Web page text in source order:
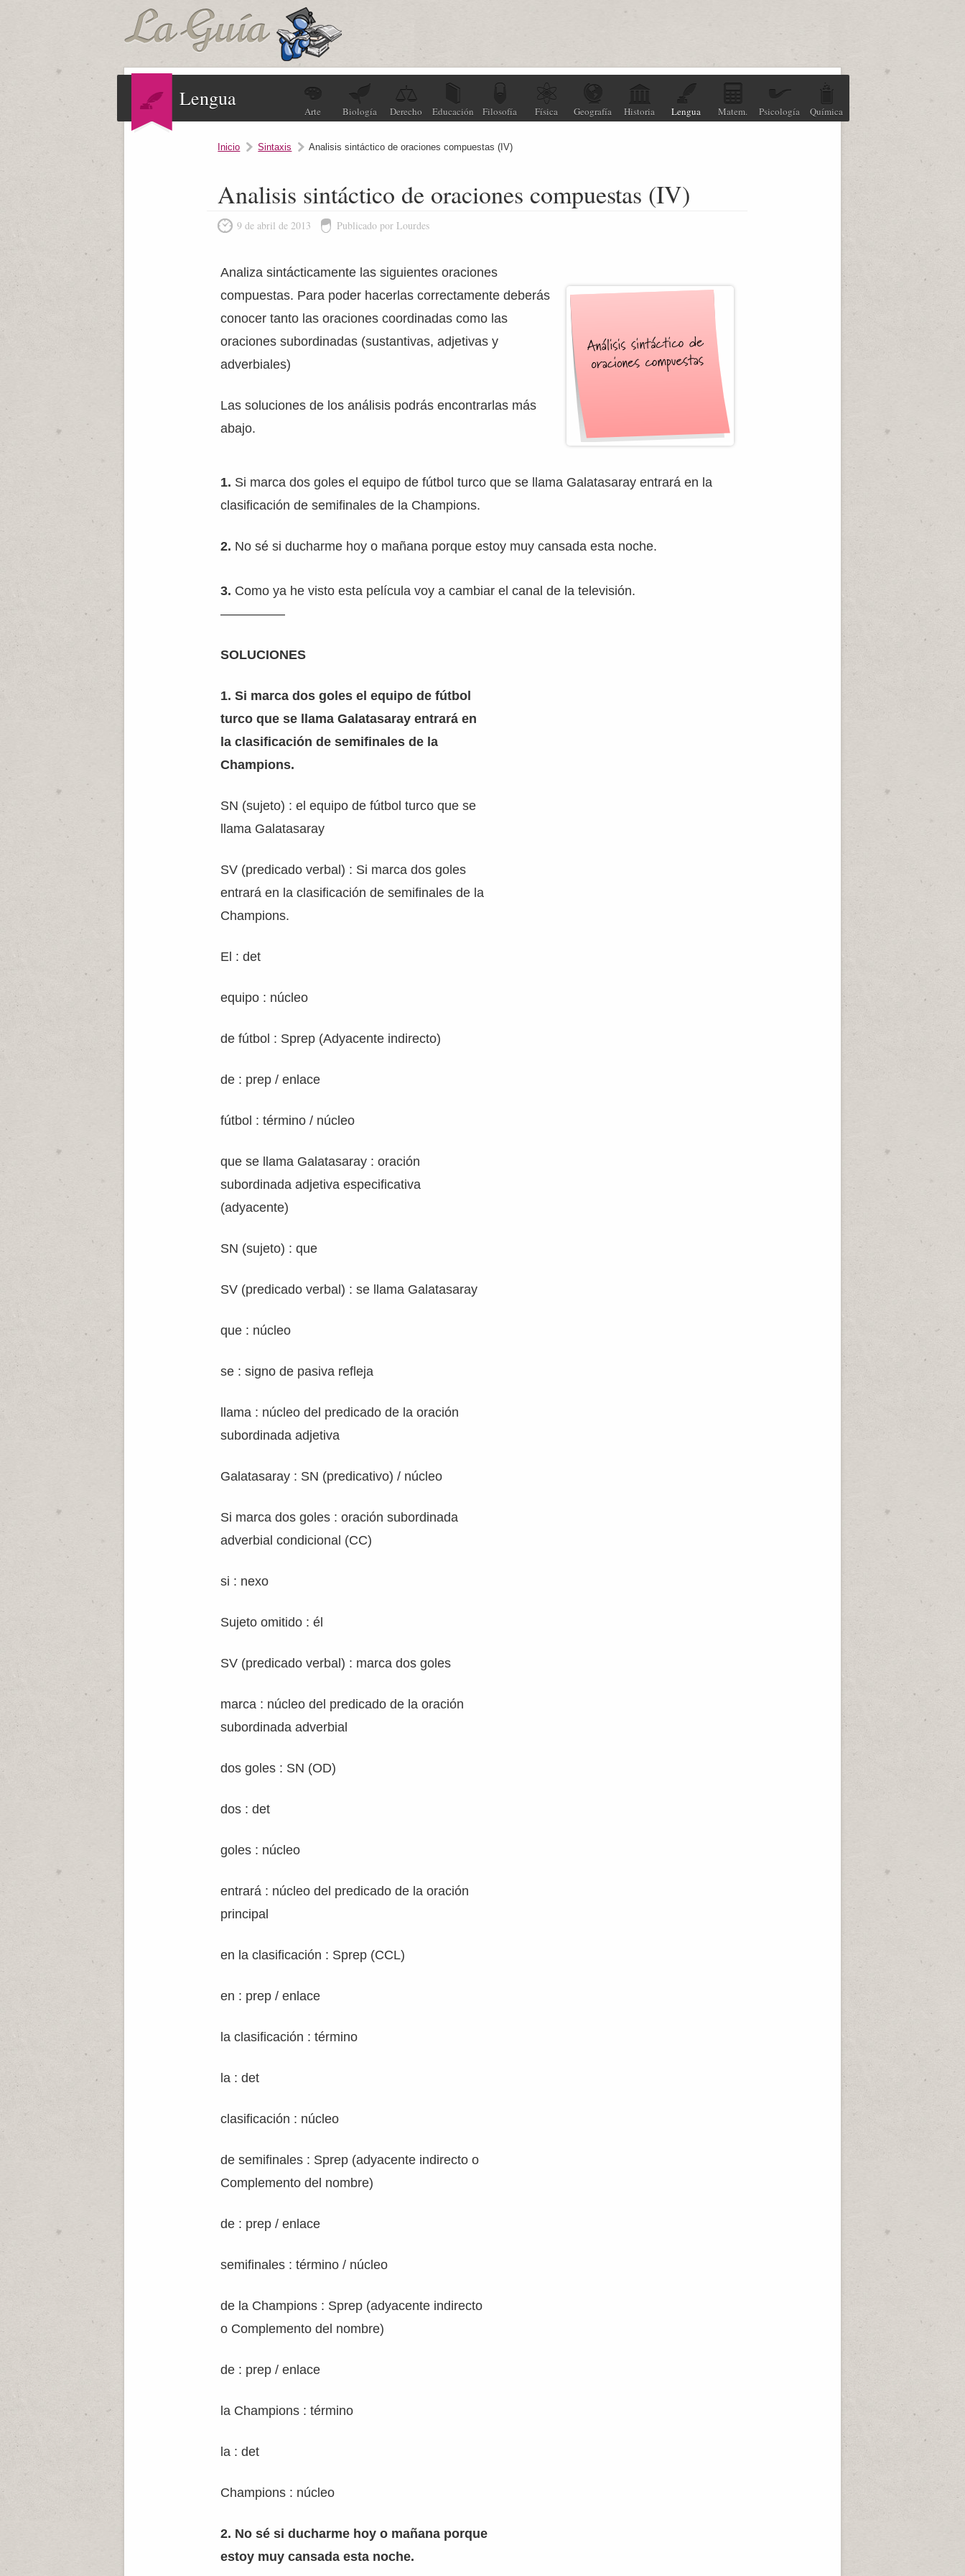
Lengua
Arte Biología Derecho Educación Filosofía Física Geografía Historia Lengua Matem. Psicología Química
Inicio Sintaxis Analisis sintáctico de oraciones compuestas (IV)
Analisis sintáctico de oraciones compuestas (IV)
9 de abril de 2013 Publicado por Lourdes
Analiza sintácticamente las siguientes oraciones
compuestas. Para poder hacerlas correctamente deberás
conocer tanto las oraciones coordinadas como las
oraciones subordinadas (sustantivas, adjetivas y
adverbiales)
Las soluciones de los análisis podrás encontrarlas más
abajo.
1. Si marca dos goles el equipo de fútbol turco que se llama Galatasaray entrará en la
clasificación de semifinales de la Champions.
2. No sé si ducharme hoy o mañana porque estoy muy cansada esta noche.
3. Como ya he visto esta película voy a cambiar el canal de la televisión.
—————
SOLUCIONES
1. Si marca dos goles el equipo de fútbol
turco que se llama Galatasaray entrará en
la clasificación de semifinales de la
Champions.
SN (sujeto) : el equipo de fútbol turco que se
llama Galatasaray
SV (predicado verbal) : Si marca dos goles
entrará en la clasificación de semifinales de la
Champions.
El : det
equipo : núcleo
de fútbol : Sprep (Adyacente indirecto)
de : prep / enlace
fútbol : término / núcleo
que se llama Galatasaray : oración
subordinada adjetiva especificativa
(adyacente)
SN (sujeto) : que
SV (predicado verbal) : se llama Galatasaray
que : núcleo
se : signo de pasiva refleja
llama : núcleo del predicado de la oración
subordinada adjetiva
Galatasaray : SN (predicativo) / núcleo
Si marca dos goles : oración subordinada
adverbial condicional (CC)
si : nexo
Sujeto omitido : él
SV (predicado verbal) : marca dos goles
marca : núcleo del predicado de la oración
subordinada adverbial
dos goles : SN (OD)
dos : det
goles : núcleo
entrará : núcleo del predicado de la oración
principal
en la clasificación : Sprep (CCL)
en : prep / enlace
la clasificación : término
la : det
clasificación : núcleo
de semifinales : Sprep (adyacente indirecto o
Complemento del nombre)
de : prep / enlace
semifinales : término / núcleo
de la Champions : Sprep (adyacente indirecto
o Complemento del nombre)
de : prep / enlace
la Champions : término
la : det
Champions : núcleo
2. No sé si ducharme hoy o mañana porque
estoy muy cansada esta noche.